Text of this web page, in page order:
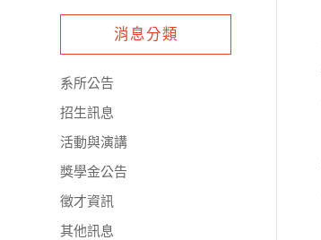
消息分類
系所公告
招生訊息
活動與演講
獎學金公告
徵才資訊
其他訊息